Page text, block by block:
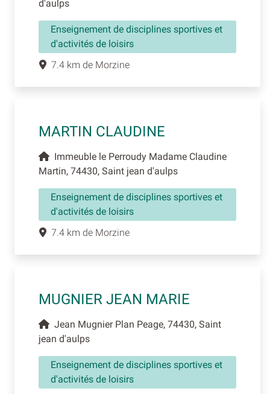
d'aulps
Enseignement de disciplines sportives et
d'activités de loisirs
7.4 km de Morzine
MARTIN CLAUDINE
Immeuble le Perroudy Madame Claudine
Martin, 74430, Saint jean d'aulps
Enseignement de disciplines sportives et
d'activités de loisirs
7.4 km de Morzine
MUGNIER JEAN MARIE
Jean Mugnier Plan Peage, 74430, Saint
jean d'aulps
Enseignement de disciplines sportives et
d'activités de loisirs